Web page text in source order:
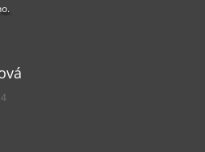
je 5 z 5 hvězdiček.